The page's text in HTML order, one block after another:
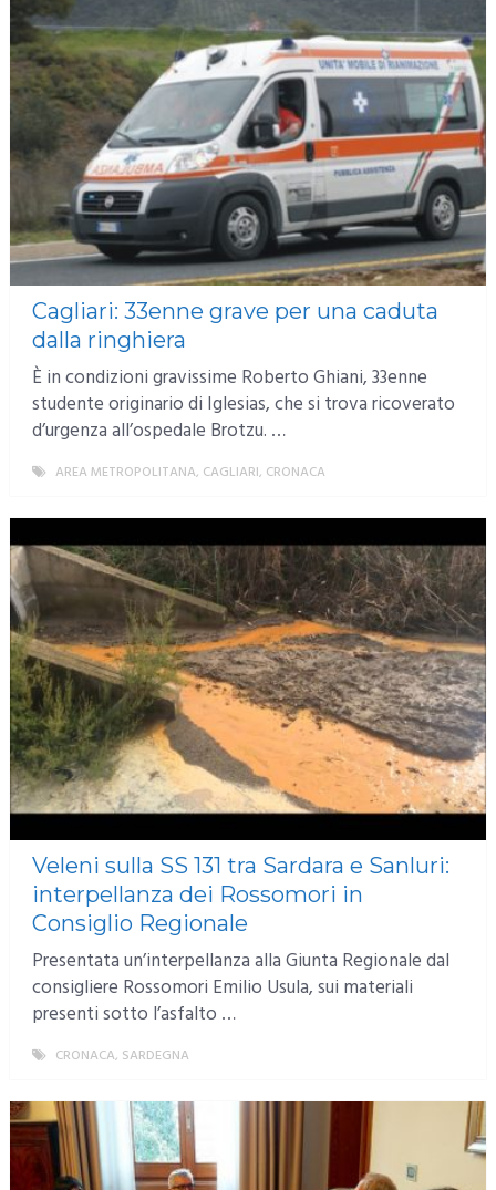
Cagliari: 33enne grave per una caduta
dalla ringhiera
È in condizioni gravissime Roberto Ghiani, 33enne
studente originario di Iglesias, che si trova ricoverato
d’urgenza all’ospedale Brotzu. …
AREA METROPOLITANA, CAGLIARI, CRONACA
Veleni sulla SS 131 tra Sardara e Sanluri:
interpellanza dei Rossomori in
Consiglio Regionale
Presentata un’interpellanza alla Giunta Regionale dal
consigliere Rossomori Emilio Usula, sui materiali
presenti sotto l’asfalto …
CRONACA, SARDEGNA